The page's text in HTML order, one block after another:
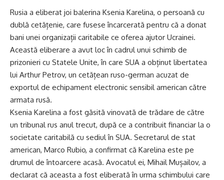
Rusia a eliberat joi balerina Ksenia Karelina, o persoană cu
dublă cetățenie, care fusese încarcerată pentru că a donat
bani unei organizații caritabile ce oferea ajutor Ucrainei.
Această eliberare a avut loc în cadrul unui schimb de
prizonieri cu Statele Unite, în care SUA a obținut libertatea
lui Arthur Petrov, un cetățean ruso-german acuzat de
exportul de echipament electronic sensibil american către
armata rusă.
Ksenia Karelina a fost găsită vinovată de trădare de către
un tribunal rus anul trecut, după ce a contribuit financiar la o
societate caritabilă cu sediul în SUA. Secretarul de stat
american, Marco Rubio, a confirmat că Karelina este pe
drumul de întoarcere acasă. Avocatul ei, Mihail Mușailov, a
declarat că aceasta a fost eliberată în urma schimbului care